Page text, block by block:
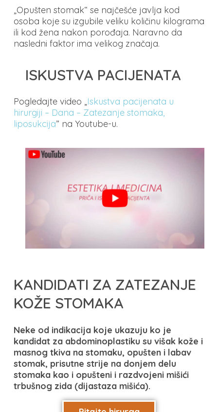
„Opušten stomak“ se najčešće javlja kod
osoba koje su izgubile veliku količinu kilograma
ili kod žena nakon porođaja. Naravno da
nasledni faktor ima velikog značaja.
ISKUSTVA PACIJENATA
Pogledajte video „Iskustva pacijenata u
hirurgiji – Dana – Zatezanje stomaka,
liposukcija” na Youtube-u.
KANDIDATI ZA ZATEZANJE
KOŽE STOMAKA
Neke od indikacija koje ukazuju ko je
kandidat za abdominoplastiku su višak kože i
masnog tkiva na stomaku, opušten i labav
stomak, prisutne strije na donjem delu
stomaka kao i opušteni i razdvojeni mišići
trbušnog zida (dijastaza mišića).